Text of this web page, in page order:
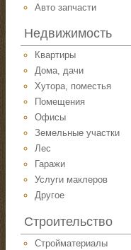
Авто запчасти
Недвижимость
Квартиры
Дома, дачи
Хутора, поместья
Помещения
Офисы
Земельные участки
Лес
Гаражи
Услуги маклеров
Другое
Строительство
Стройматериалы